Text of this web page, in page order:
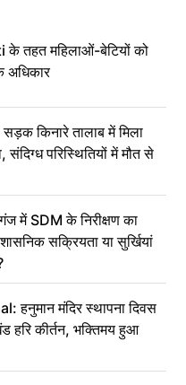
तहत महिलाओं-बेटियों को
अधिकार
किनारे तालाब में मिला
संदिग्ध परिस्थितियों में मौत से
में SDM के निरीक्षण का
सक्रियता या सुर्खियां
हनुमान मंदिर स्थापना दिवस
हरि कीर्तन, भक्तिमय हुआ